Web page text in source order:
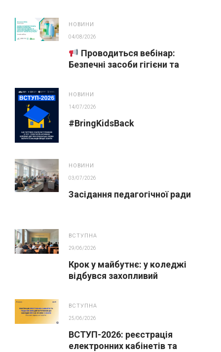
НОВИНИ
04/08/2026
Проводиться вебінар:
Безпечні засоби гігієни та
НОВИНИ
14/07/2026
#BringKidsBack
НОВИНИ
03/07/2026
Засідання педагогічної ради
ВСТУПНА
29/06/2026
Крок у майбутнє: у коледжі
відбувся захопливий
ВСТУПНА
25/06/2026
ВСТУП-2026: реєстрація
електронних кабінетів та